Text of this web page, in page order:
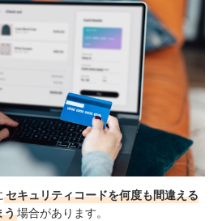
セキュリティコードを何度も間違える
う場合があります。